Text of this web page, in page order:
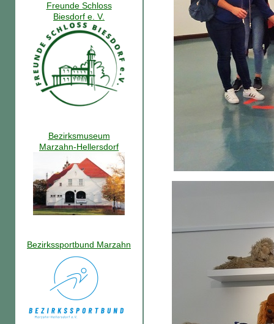
Freunde Schloss
Biesdorf e. V.
Bezirksmuseum
Marzahn-Hellersdorf
Bezirkssportbund Marzahn